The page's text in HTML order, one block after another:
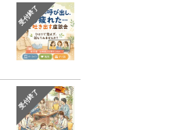
受付終了
受付終了